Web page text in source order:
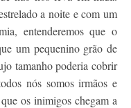
a noite e com um
entenderemos que o
um pequenino grão de
tamanho poderia cobrir
nós somos irmãos e
os inimigos chegam a